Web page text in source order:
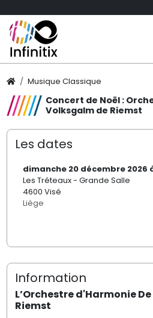
Musique Classique
Concert de Noël :
Volksgalm de Riemst
Les dates
dimanche 20 décembre 2026
Les Tréteaux - Grande Salle
4600 Visé
Liège
Information
L’Orchestre d'Harmonie
Riemst